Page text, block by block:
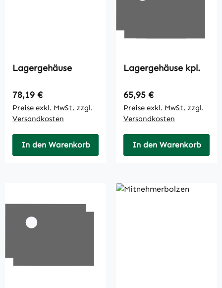
Lagergehäuse
Regulärer Preis:
78,19 €
Preise exkl. MwSt. zzgl.
Versandkosten
In den Warenkorb
Lagergehäuse kpl.
Regulärer Preis:
65,95 €
Preise exkl. MwSt. zzgl.
Versandkosten
In den Warenkorb